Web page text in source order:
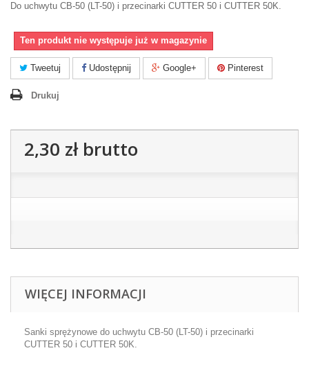
Do uchwytu CB-50 (LT-50) i przecinarki CUTTER 50 i CUTTER 50K.
Ten produkt nie występuje już w magazynie
Tweetuj Udostępnij Google+ Pinterest
Drukuj
2,30 złbrutto
WIĘCEJ INFORMACJI
Sanki sprężynowe do uchwytu CB-50 (LT-50) i przecinarki
CUTTER 50 i CUTTER 50K.